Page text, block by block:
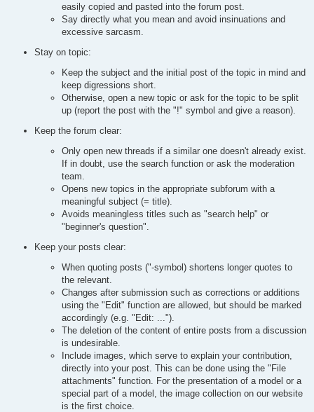
easily copied and pasted into the forum post.
Say directly what you mean and avoid insinuations and
excessive sarcasm.
Stay on topic:
Keep the subject and the initial post of the topic in mind and
keep digressions short.
Otherwise, open a new topic or ask for the topic to be split
up (report the post with the "!" symbol and give a reason).
Keep the forum clear:
Only open new threads if a similar one doesn't already exist.
If in doubt, use the search function or ask the moderation
team.
Opens new topics in the appropriate subforum with a
meaningful subject (= title).
Avoids meaningless titles such as "search help" or
"beginner's question".
Keep your posts clear:
When quoting posts ("-symbol) shortens longer quotes to
the relevant.
Changes after submission such as corrections or additions
using the "Edit" function are allowed, but should be marked
accordingly (e.g. "Edit: ...").
The deletion of the content of entire posts from a discussion
is undesirable.
Include images, which serve to explain your contribution,
directly into your post. This can be done using the "File
attachments" function. For the presentation of a model or a
special part of a model, the image collection on our website
is the first choice.